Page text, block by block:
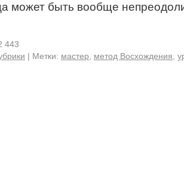
может быть вообще
443
| Метки: мастер метод Восхождения